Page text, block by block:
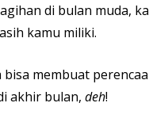
di bulan muda,
kamu miliki.
membuat
akhir bulan, deh!